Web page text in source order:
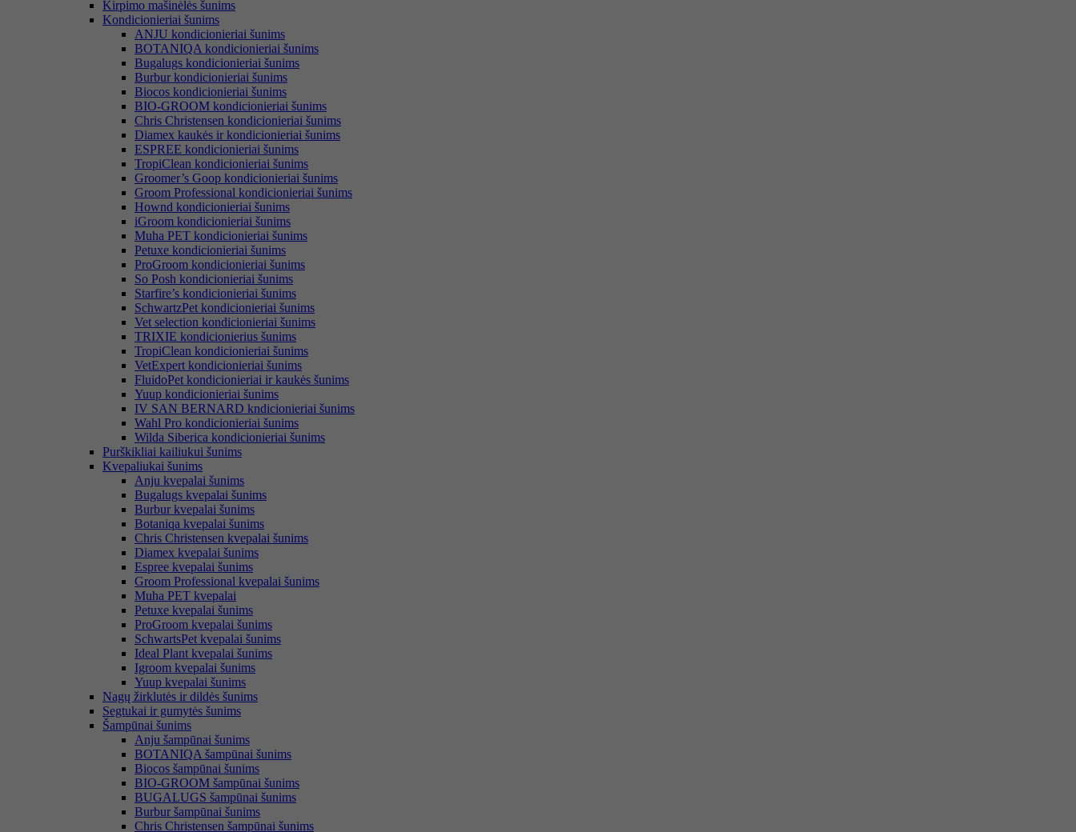
Kirpimo mašinėlės šunims
Kondicionieriai šunims
ANJU kondicionieriai šunims
BOTANIQA kondicionieriai šunims
Bugalugs kondicionieriai šunims
Burbur kondicionieriai šunims
Biocos kondicionieriai šunims
BIO-GROOM kondicionieriai šunims
Chris Christensen kondicionieriai šunims
Diamex kaukės ir kondicionieriai šunims
ESPREE kondicionieriai šunims
TropiClean kondicionieriai šunims
Groomer’s Goop kondicionieriai šunims
Groom Professional kondicionieriai šunims
Hownd kondicionieriai šunims
iGroom kondicionieriai šunims
Muha PET kondicionieriai šunims
Petuxe kondicionieriai šunims
ProGroom kondicionieriai šunims
So Posh kondicionieriai šunims
Starfire’s kondicionieriai šunims
SchwartzPet kondicionieriai šunims
Vet selection kondicionieriai šunims
TRIXIE kondicionierius šunims
TropiClean kondicionieriai šunims
VetExpert kondicionieriai šunims
FluidoPet kondicionieriai ir kaukės šunims
Yuup kondicionieriai šunims
IV SAN BERNARD kndicionieriai šunims
Wahl Pro kondicionieriai šunims
Wilda Siberica kondicionieriai šunims
Purškikliai kailiukui šunims
Kvepaliukai šunims
Anju kvepalai šunims
Bugalugs kvepalai šunims
Burbur kvepalai šunims
Botaniqa kvepalai šunims
Chris Christensen kvepalai šunims
Diamex kvepalai šunims
Espree kvepalai šunims
Groom Professional kvepalai šunims
Muha PET kvepalai
Petuxe kvepalai šunims
ProGroom kvepalai šunims
SchwartsPet kvepalai šunims
Ideal Plant kvepalai šunims
Igroom kvepalai šunims
Yuup kvepalai šunims
Nagų žirklutės ir dildės šunims
Segtukai ir gumytės šunims
Šampūnai šunims
Anju šampūnai šunims
BOTANIQA šampūnai šunims
Biocos šampūnai šunims
BIO-GROOM šampūnai šunims
BUGALUGS šampūnai šunims
Burbur šampūnai šunims
Chris Christensen šampūnai šunims